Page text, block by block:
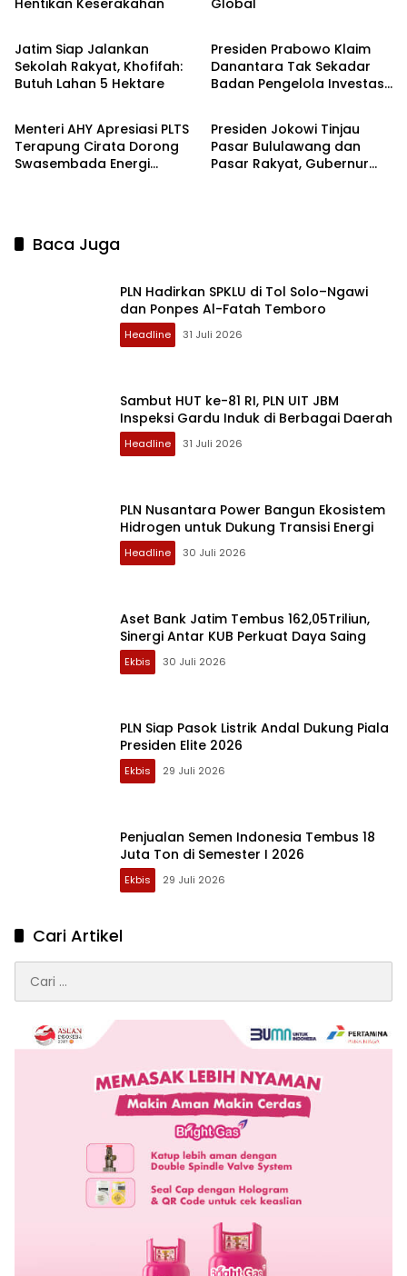
Hentikan Keserakahan
Global
Headline
Jatim Siap Jalankan
Sekolah Rakyat, Khofifah:
Butuh Lahan 5 Hektare
Ekbis
Presiden Prabowo Klaim
Danantara Tak Sekadar
Badan Pengelola Investasi,
Ekbis
Menteri AHY Apresiasi PLTS
Terapung Cirata Dorong
Swasembada Energi
Headline
Presiden Jokowi Tinjau
Pasar Bululawang dan
Pasar Rakyat, Gubernur
Baca Juga
PLN Hadirkan SPKLU di Tol Solo–Ngawi
dan Ponpes Al-Fatah Temboro
Headline 31 Juli 2026
Sambut HUT ke-81 RI, PLN UIT JBM
Inspeksi Gardu Induk di Berbagai Daerah
Headline 31 Juli 2026
PLN Nusantara Power Bangun Ekosistem
Hidrogen untuk Dukung Transisi Energi
Headline 30 Juli 2026
Aset Bank Jatim Tembus 162,05Triliun,
Sinergi Antar KUB Perkuat Daya Saing
Ekbis 30 Juli 2026
PLN Siap Pasok Listrik Andal Dukung Piala
Presiden Elite 2026
Ekbis 29 Juli 2026
Penjualan Semen Indonesia Tembus 18
Juta Ton di Semester I 2026
Ekbis 29 Juli 2026
Cari Artikel
untuk: